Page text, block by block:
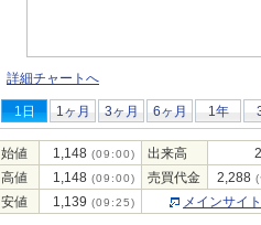
詳細チャートへ
1日 1ヶ月 3ヶ月 6ヶ月 1年
始値 1,148 (09:00) 出来高
高値
1,148 (09:00) 売買代金 2,288
安値 1,139 (09:25) メインサイ